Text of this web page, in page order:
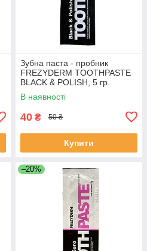
Зубна паста - пробник
FREZYDERM TOOTHPASTE
BLACK & POLISH, 5 гр.
В наявності
40 ₴ 50 ₴
Купити
–20%